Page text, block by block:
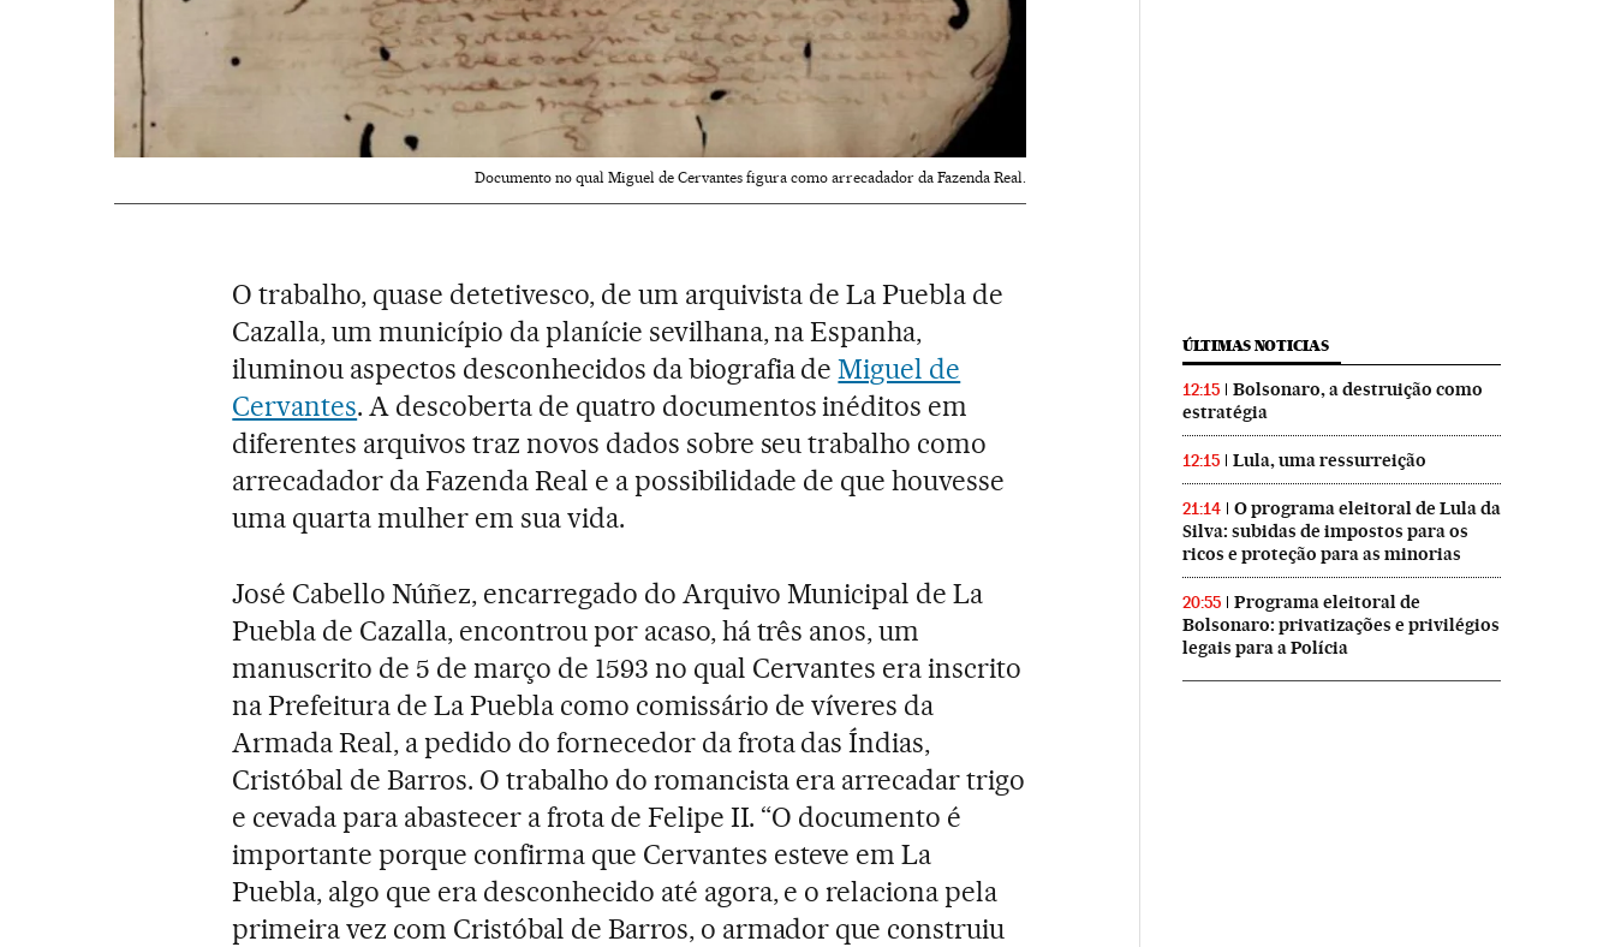
Documento no qual Miguel de Cervantes figura como arrecadador da Fazenda Real.
O trabalho, quase detetivesco, de um arquivista de La Puebla de
Cazalla, um município da planície sevilhana, na Espanha,
iluminou aspectos desconhecidos da biografia deMiguel de
Cervantes. A descoberta de quatro documentos inéditos em
diferentes arquivos traz novos dados sobre seu trabalho como
arrecadador da Fazenda Real e a possibilidade de que houvesse
uma quarta mulher em sua vida.
José Cabello Núñez, encarregado do Arquivo Municipal de La
Puebla de Cazalla, encontrou por acaso, há três anos, um
manuscrito de 5 de março de 1593 no qual Cervantes era inscrito
na Prefeitura de La Puebla como comissário de víveres da
Armada Real, a pedido do fornecedor da frota das Índias,
Cristóbal de Barros. O trabalho do romancista era arrecadar trigo
e cevada para abastecer a frota de Felipe II. “O documento é
importante porque confirma que Cervantes esteve em La
Puebla, algo que era desconhecido até agora, e o relaciona pela
primeira vez com Cristóbal de Barros, o armador que construiu
ÚLTIMAS NOTICIAS
12:15
Bolsonaro, a destruição como
estratégia
12:15 Lula, uma ressurreição
21:14
O programa eleitoral de Lula da
Silva: subidas de impostos para os
ricos e proteção para as minorias
20:55
Programa eleitoral de
Bolsonaro: privatizações e privilégios
legais para a Polícia